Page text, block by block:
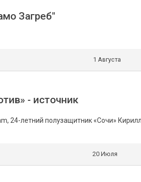
Загреб"
1 Августа
- источник
24-летний полузащитник «Сочи»
20 Июля